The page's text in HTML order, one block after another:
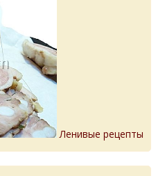
Ленивые рецепты